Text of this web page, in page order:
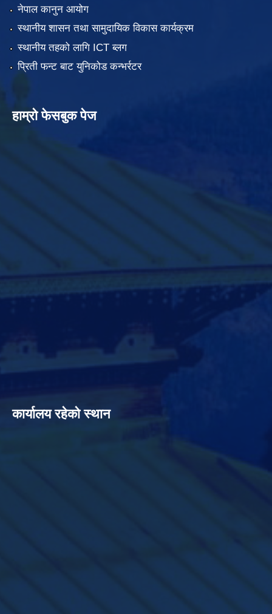
नेपाल कानुन आयोग
स्थानीय शासन तथा सामुदायिक विकास कार्यक्रम
स्थानीय तहको लागि ICT ब्लग
प्रिती फन्ट बाट युनिकोड कन्भर्रटर
हाम्रो फेसबुक पेज
कार्यालय रहेको स्थान